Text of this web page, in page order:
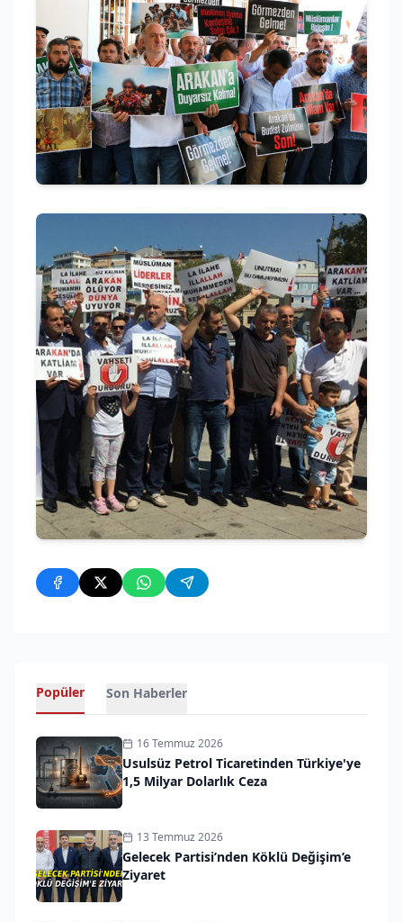
Popüler Son Haberler
16 Temmuz 2026
Usulsüz Petrol Ticaretinden Türkiye'ye
1,5 Milyar Dolarlık Ceza
13 Temmuz 2026
Gelecek Partisi’nden Köklü Değişim’e
Ziyaret